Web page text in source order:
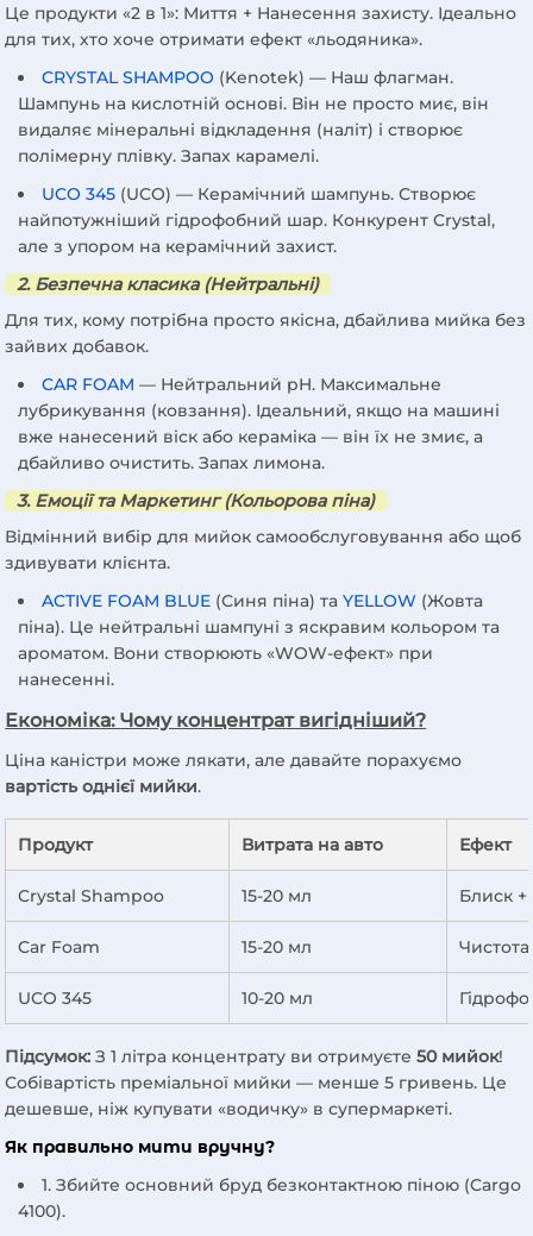
Це продукти «2 в 1»: Миття + Нанесення захисту. Ідеально
для тих, хто хоче отримати ефект «льодяника».
CRYSTAL SHAMPOO (Kenotek) — Наш флагман.
Шампунь на кислотній основі. Він не просто миє, він
видаляє мінеральні відкладення (наліт) і створює
полімерну плівку. Запах карамелі.
UCO 345(UCO) — Керамічний шампунь. Створює
найпотужніший гідрофобний шар. Конкурент Crystal,
але з упором на керамічний захист.
2. Безпечна класика (Нейтральні)
Для тих, кому потрібна просто якісна, дбайлива мийка без
зайвих добавок.
CAR FOAM — Нейтральний pH. Максимальне
лубрикування (ковзання). Ідеальний, якщо на машині
вже нанесений віск або кераміка — він їх не змиє, а
дбайливо очистить. Запах лимона.
3. Емоції та Маркетинг (Кольорова піна)
Відмінний вибір для мийок самообслуговування або щоб
здивувати клієнта.
ACTIVE FOAM BLUE(Синя піна) та YELLOW(Жовта
піна). Це нейтральні шампуні з яскравим кольором та
ароматом. Вони створюють «WOW-ефект» при
нанесенні.
Економіка: Чому концентрат вигідніший?
Ціна каністри може лякати, але давайте порахуємо
вартість однієї мийки.
Продукт Витрата на авто Ефект
Crystal Shampoo 15-20 мл Блиск
Car Foam 15-20 мл
UCO 345 10-20 мл
Підсумок: З 1 літра концентрату ви отримуєте50 мийок!
Собівартість преміальної мийки — менше 5 гривень. Це
дешевше, ніж купувати «водичку» в супермаркеті.
Як правильно мити вручну?
1. Збийте основний бруд безконтактною піною (Cargo
4100).